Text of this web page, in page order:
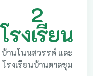
2
โรงเรียน
บ้านโนนสวรรค์ และ
โรงเรียนบ้านตาลชุม